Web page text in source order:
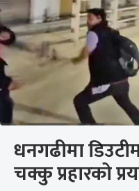
धनगढीमा
चक्कु प्रहारको